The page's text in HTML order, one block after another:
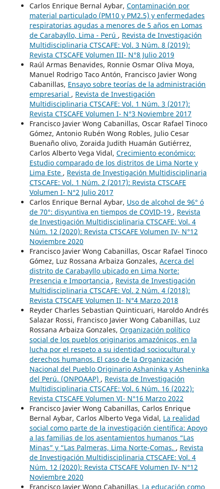
Carlos Enrique Bernal Aybar, Contaminación por
material particulado (PM10 y PM2.5) y enfermedades
respiratorias agudas a menores de 5 años en Lomas
de Carabayllo, Lima - Perú , Revista de Investigación
Multidisciplinaria CTSCAFE: Vol. 3 Núm. 8 (2019):
Revista CTSCAFE Volumen III- N°8 Julio 2019
Raúl Armas Benavides, Ronnie Osmar Oliva Moya,
Manuel Rodrigo Taco Antón, Francisco Javier Wong
Cabanillas, Ensayo sobre teorías de la administración
empresarial , Revista de Investigación
Multidisciplinaria CTSCAFE: Vol. 1 Núm. 3 (2017):
Revista CTSCAFE Volumen I- N°3 Noviembre 2017
Francisco Javier Wong Cabanillas, Oscar Rafael Tinoco
Gómez, Antonio Rubén Wong Robles, Julio Cesar
Buenaño olivo, Zoraida Judith Huamán Gutiérrez,
Carlos Alberto Vega Vidal, Crecimiento económico:
Estudio comparado de los distritos de Lima Norte y
Lima Este , Revista de Investigación Multidisciplinaria
CTSCAFE: Vol. 1 Núm. 2 (2017): Revista CTSCAFE
Volumen I- N°2 Julio 2017
Carlos Enrique Bernal Aybar, Uso de alcohol de 96° ó
de 70°: disyuntiva en tiempos de COVID-19 , Revista
de Investigación Multidisciplinaria CTSCAFE: Vol. 4
Núm. 12 (2020): Revista CTSCAFE Volumen IV- N°12
Noviembre 2020
Francisco Javier Wong Cabanillas, Oscar Rafael Tinoco
Gómez, Luz Rossana Arbaiza Gonzales, Acerca del
distrito de Carabayllo ubicado en Lima Norte:
Presencia e Importancia , Revista de Investigación
Multidisciplinaria CTSCAFE: Vol. 2 Núm. 4 (2018):
Revista CTSCAFE Volumen II- N°4 Marzo 2018
Reyder Charles Sebastian Quinticuari, Haroldo Andrés
Salazar Rossi, Francisco Javier Wong Cabanillas, Luz
Rossana Arbaiza Gonzales, Organización político
social de los pueblos originarios amazónicos, en la
lucha por el respeto a su identidad sociocultural y
derechos humanos. El caso de la Organización
Nacional del Pueblo Originario Ashaninka y Asheninka
del Perú. (ONPOAAP) , Revista de Investigación
Multidisciplinaria CTSCAFE: Vol. 6 Núm. 16 (2022):
Revista CTSCAFE Volumen VI- N°16 Marzo 2022
Francisco Javier Wong Cabanillas, Carlos Enrique
Bernal Aybar, Carlos Alberto Vega Vidal, La realidad
social como parte de la investigación científica: Apoyo
a las familias de los asentamientos humanos “Las
Minas” y “Las Palmeras, Lima Norte-Comas. , Revista
de Investigación Multidisciplinaria CTSCAFE: Vol. 4
Núm. 12 (2020): Revista CTSCAFE Volumen IV- N°12
Noviembre 2020
Francisco Javier Wong Cabanillas, La educación como